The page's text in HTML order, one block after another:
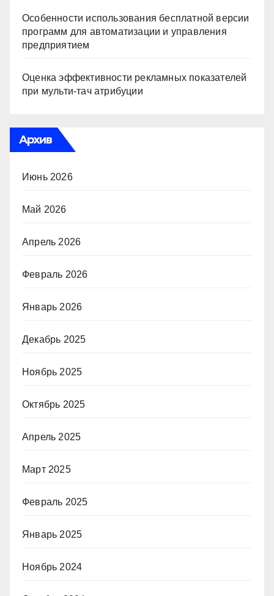
Особенности использования бесплатной версии
программ для автоматизации и управления
предприятием
Оценка эффективности рекламных показателей
при мульти-тач атрибуции
Архив
Июнь 2026
Май 2026
Апрель 2026
Февраль 2026
Январь 2026
Декабрь 2025
Ноябрь 2025
Октябрь 2025
Апрель 2025
Март 2025
Февраль 2025
Январь 2025
Ноябрь 2024